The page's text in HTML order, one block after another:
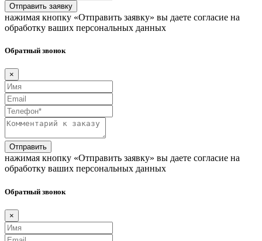
Отправить заявку
нажимая кнопку «Отправить заявку» вы даете согласие на
обработку ваших персональных данных
Обратный звонок
×
Отправить
нажимая кнопку «Отправить заявку» вы даете согласие на
обработку ваших персональных данных
Обратный звонок
×